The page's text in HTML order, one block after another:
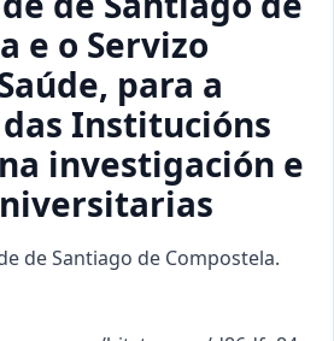
e o Servizo
para a
Institucións
investigación e
de Santiago de Compostela.